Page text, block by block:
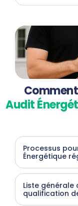
Audit
Processus
Énergétique
Liste
qualification de